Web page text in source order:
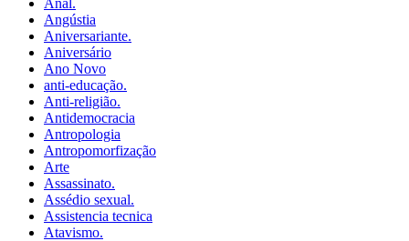
Anal.
Angústia
Aniversariante.
Aniversário
Ano Novo
anti-educação.
Anti-religião.
Antidemocracia
Antropologia
Antropomorfização
Arte
Assassinato.
Assédio sexual.
Assistencia tecnica
Atavismo.